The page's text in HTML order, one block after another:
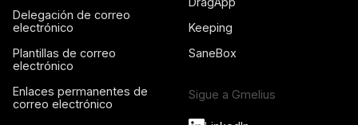
Delegación de correo
electrónico
Plantillas de correo
electrónico
Enlaces permanentes de
correo electrónico
Keeping
SaneBox
Sigue a Gmelius